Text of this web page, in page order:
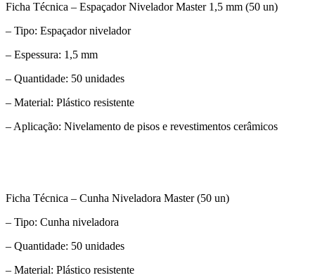
Ficha Técnica – Espaçador Nivelador Master 1,5 mm (50 un)
– Tipo: Espaçador nivelador
– Espessura: 1,5 mm
– Quantidade: 50 unidades
– Material: Plástico resistente
– Aplicação: Nivelamento de pisos e revestimentos cerâmicos
Ficha Técnica – Cunha Niveladora Master (50 un)
– Tipo: Cunha niveladora
– Quantidade: 50 unidades
– Material: Plástico resistente